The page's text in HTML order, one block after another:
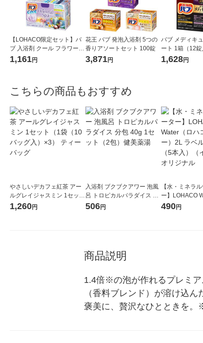
【LOHACO限定セット】バ
ブ 入浴剤 クール フラワース
プラッシュ・オリエンタル
スパ 各12錠 2種セット
1,161円
花王 バブ 発泡入浴剤 5つの
香りアソートセット 100錠
3,871円
バブ メディキ
ート 1箱（12錠
炭酸 薬用入浴剤
1,628円
こちらの商品もおすすめ
やさしいデカフェ紅茶 アー
ルグレイジャスミン 1セット
（1袋（10バッグ入）×3）
ティーバッグ
1,260円
入浴剤 ブクブクアワー 泡風
呂 トロピカルパラダイス 分
包 40g 1セット（2包）健美
506円
【水・ミネラ
ー】LOHACO
コウォーター）
490円
商品説明
1.4倍※の泡が作れるプレミ
（香料ブレンド）が溶け込
褒美に、贅沢なひとときを。